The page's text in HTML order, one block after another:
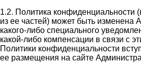
1.2. Политика конфиденциальности
из ее частей) может быть изменена
какого-либо специального
какой-либо компенсации в связи с
Политики конфиденциальности
ее размещения на сайте